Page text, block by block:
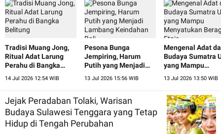
Tradisi Muang Jong,
Ritual Adat Larung
Perahu di Bangka
Belitung
14 Jul 2026 12:54 WIB
Pesona Bunga
Jempiring, Harum
Putih yang Menjadi
Lambang Keindahan
Bali
13 Jul 2026 15:56 WIB
Mengenal Adat
Budaya Sumatra
yang Mampu
Menyatukan
Etnis
13 Jul 2026 13:50 WIB
Jejak Peradaban Tolaki, Warisan
Budaya Sulawesi Tenggara yang Tetap
Hidup di Tengah Perubahan